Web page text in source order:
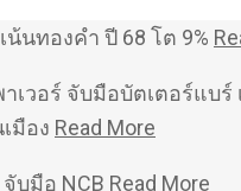
น้นทองคำ ปี 68 โต 9%
าเวอร์ จับมือบัตเตอร์แบร์
มือง Read More
จับมือ NCB Read More